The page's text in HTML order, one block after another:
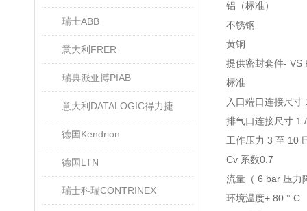
瑞士ABB
意大利FRER
瑞典派亚博PIAB
意大利DATALOGIC得力捷
德国Kendrion
德国LTN
瑞士科瑞CONTRINEX
铝（标准）
不锈钢
黄铜
提供密封套件- VS
标准
入口端口连接尺寸
排气口连接尺寸 1
工作压力 3 至 10
Cv 系数0.7
流量（ 6 bar 压力
环境温度+ 80 ° C